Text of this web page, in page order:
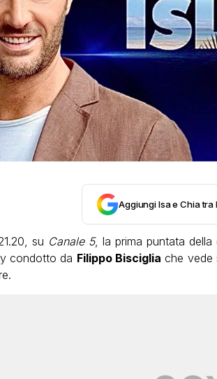
Aggiungi Isa e Chia
su Canale 5, la prima puntata della
condotto da Filippo Bisciglia che vede